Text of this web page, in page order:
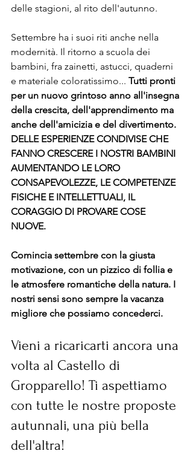
delle stagioni, al rito dell'autunno.
Settembre ha i suoi riti anche nella
modernità. Il ritorno a scuola dei
bambini, fra zainetti, astucci, quaderni
e materiale coloratissimo... Tutti pronti
per un nuovo grintoso anno all'insegna
della crescita, dell'apprendimento ma
anche dell'amicizia e del divertimento.
DELLE ESPERIENZE CONDIVISE CHE
FANNO CRESCERE I NOSTRI BAMBINI
AUMENTANDO LE LORO
CONSAPEVOLEZZE, LE COMPETENZE
FISICHE E INTELLETTUALI, IL
CORAGGIO DI PROVARE COSE
NUOVE.
Comincia settembre con la giusta
motivazione, con un pizzico di follia e
le atmosfere romantiche della natura. I
nostri sensi sono sempre la vacanza
migliore che possiamo concederci.
Vieni a ricaricarti ancora una
volta al Castello di
Gropparello! Ti aspettiamo
con tutte le nostre proposte
autunnali, una più bella
dell'altra!